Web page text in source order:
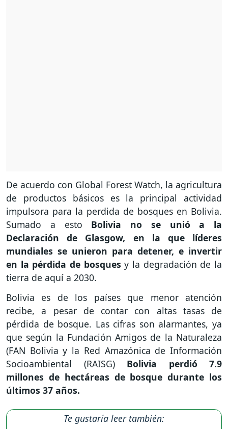
De acuerdo con Global Forest Watch, la agricultura
de productos básicos es la principal actividad
impulsora para la perdida de bosques en Bolivia.
Sumado a esto Bolivia no se unió a la
Declaración de Glasgow, en la que líderes
mundiales se unieron para detener, e invertir
en la pérdida de bosquesy la degradación de la
tierra de aquí a 2030.
Bolivia es de los países que menor atención
recibe, a pesar de contar con altas tasas de
pérdida de bosque. Las cifras son alarmantes, ya
que según la Fundación Amigos de la Naturaleza
(FAN Bolivia y la Red Amazónica de Información
Socioambiental (RAISG) Bolivia perdió 7.9
millones de hectáreas de bosque durante los
últimos 37 años.
Te gustaría leer también: